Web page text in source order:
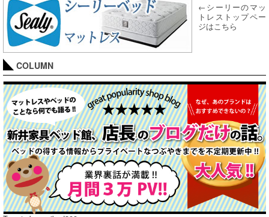
←シーリーのマッ
トレストップペー
ジはこちら
COLUMN